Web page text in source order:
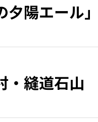
陽エール」
・縫道石山